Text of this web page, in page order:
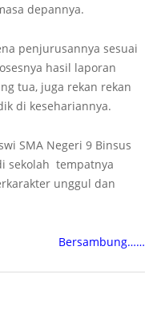
depannya.
penjurusannya sesuai
hasil laporan
tua, juga rekan rekan
di kesehariannya.
SMA Negeri 9 Binsus
sekolah tempatnya
unggul dan
Bersambung……